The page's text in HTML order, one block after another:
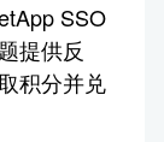
SSO
提供反
积分并兑